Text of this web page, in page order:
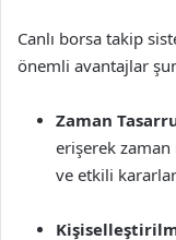
Canlı borsa takip
önemli avantajlar
Zaman
erişerek zaman
ve etkili kararlar